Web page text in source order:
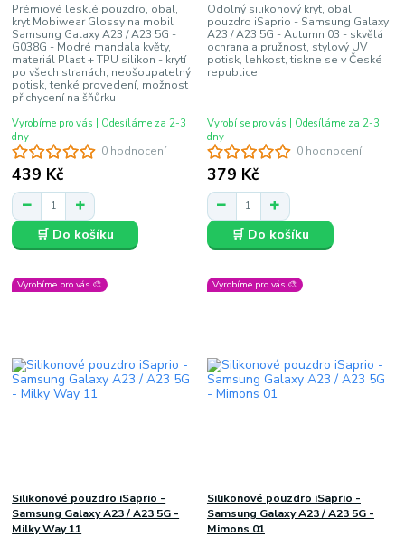
0 hodnocení
Prémiové lesklé pouzdro, obal,
kryt Mobiwear Glossy na mobil
Samsung Galaxy A23 / A23 5G -
G038G - Modré mandala květy,
materiál Plast + TPU silikon - krytí
po všech stranách, neošoupatelný
potisk, tenké provedení, možnost
přichycení na šňůrku
439 Kč
Vyrobíme pro vás | Odesíláme za 2-3
dny
🛒 Do košíku
0 hodnocení
Odolný silikonový kryt, obal,
pouzdro iSaprio - Samsung Galaxy
A23 / A23 5G - Autumn 03 - skvělá
ochrana a pružnost, stylový UV
potisk, lehkost, tiskne se v České
republice
379 Kč
Vyrobí se pro vás | Odesíláme za 2-3
dny
🛒 Do košíku
Vyrobíme pro vás 🎨
Silikonové pouzdro iSaprio -
Samsung Galaxy A23 / A23 5G -
Milky Way 11
Vyrobíme pro vás 🎨
Silikonové pouzdro iSaprio -
Samsung Galaxy A23 / A23 5G -
Mimons 01